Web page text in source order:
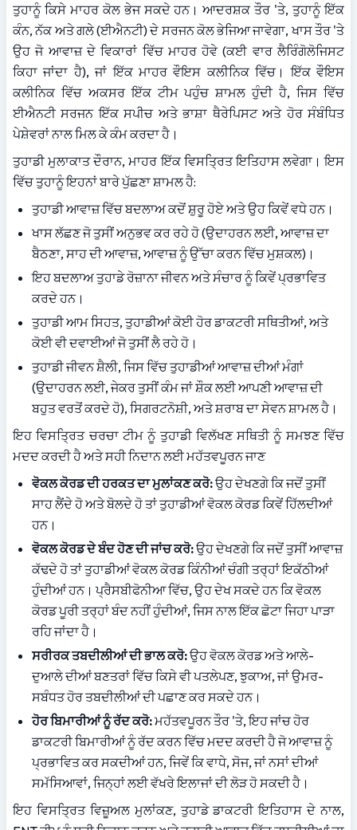
ਤੁਹਾਨੂੰ ਕਿਸੇ ਮਾਹਰ ਕੋਲ ਭੇਜ ਸਕਦੇ ਹਨ। ਆਦਰਸ਼ਕ ਤੌਰ 'ਤੇ, ਤੁਹਾਨੂੰ ਇੱਕ
ਕੰਨ, ਨੱਕ ਅਤੇ ਗਲੇ (ਈਐਨਟੀ) ਦੇ ਸਰਜਨ ਕੋਲ ਭੇਜਿਆ ਜਾਵੇਗਾ, ਖਾਸ ਤੌਰ 'ਤੇ
ਉਹ ਜੋ ਆਵਾਜ਼ ਦੇ ਵਿਕਾਰਾਂ ਵਿੱਚ ਮਾਹਰ ਹੋਵੇ (ਕਈ ਵਾਰ ਲੈਰਿੰਗੋਲੋਜਿਸਟ
ਕਿਹਾ ਜਾਂਦਾ ਹੈ), ਜਾਂ ਇੱਕ ਮਾਹਰ ਵੌਇਸ ਕਲੀਨਿਕ ਵਿੱਚ। ਇੱਕ ਵੌਇਸ
ਕਲੀਨਿਕ ਵਿੱਚ ਅਕਸਰ ਇੱਕ ਟੀਮ ਪਹੁੰਚ ਸ਼ਾਮਲ ਹੁੰਦੀ ਹੈ, ਜਿਸ ਵਿੱਚ
ਈਐਨਟੀ ਸਰਜਨ ਇੱਕ ਸਪੀਚ ਅਤੇ ਭਾਸ਼ਾ ਥੈਰੇਪਿਸਟ ਅਤੇ ਹੋਰ ਸੰਬੰਧਿਤ
ਪੇਸ਼ੇਵਰਾਂ ਨਾਲ ਮਿਲ ਕੇ ਕੰਮ ਕਰਦਾ ਹੈ।
ਤੁਹਾਡੀ ਮੁਲਾਕਾਤ ਦੌਰਾਨ, ਮਾਹਰ ਇੱਕ ਵਿਸਤ੍ਰਿਤ ਇਤਿਹਾਸ ਲਵੇਗਾ। ਇਸ
ਵਿੱਚ ਤੁਹਾਨੂੰ ਇਹਨਾਂ ਬਾਰੇ ਪੁੱਛਣਾ ਸ਼ਾਮਲ ਹੈ:
ਤੁਹਾਡੀ ਆਵਾਜ਼ ਵਿੱਚ ਬਦਲਾਅ ਕਦੋਂ ਸ਼ੁਰੂ ਹੋਏ ਅਤੇ ਉਹ ਕਿਵੇਂ ਵਧੇ ਹਨ।
ਖਾਸ ਲੱਛਣ ਜੋ ਤੁਸੀਂ ਅਨੁਭਵ ਕਰ ਰਹੇ ਹੋ (ਉਦਾਹਰਨ ਲਈ, ਆਵਾਜ਼ ਦਾ
ਬੈਠਣਾ, ਸਾਹ ਦੀ ਆਵਾਜ਼, ਆਵਾਜ਼ ਨੂੰ ਉੱਚਾ ਕਰਨ ਵਿੱਚ ਮੁਸ਼ਕਲ)।
ਇਹ ਬਦਲਾਅ ਤੁਹਾਡੇ ਰੋਜ਼ਾਨਾ ਜੀਵਨ ਅਤੇ ਸੰਚਾਰ ਨੂੰ ਕਿਵੇਂ ਪ੍ਰਭਾਵਿਤ
ਕਰਦੇ ਹਨ।
ਤੁਹਾਡੀ ਆਮ ਸਿਹਤ, ਤੁਹਾਡੀਆਂ ਕੋਈ ਹੋਰ ਡਾਕਟਰੀ ਸਥਿਤੀਆਂ, ਅਤੇ
ਕੋਈ ਵੀ ਦਵਾਈਆਂ ਜੋ ਤੁਸੀਂ ਲੈ ਰਹੇ ਹੋ।
ਤੁਹਾਡੀ ਜੀਵਨ ਸ਼ੈਲੀ, ਜਿਸ ਵਿੱਚ ਤੁਹਾਡੀਆਂ ਆਵਾਜ਼ ਦੀਆਂ ਮੰਗਾਂ
(ਉਦਾਹਰਨ ਲਈ, ਜੇਕਰ ਤੁਸੀਂ ਕੰਮ ਜਾਂ ਸ਼ੌਕ ਲਈ ਆਪਣੀ ਆਵਾਜ਼ ਦੀ
ਬਹੁਤ ਵਰਤੋਂ ਕਰਦੇ ਹੋ), ਸਿਗਰਟਨੋਸ਼ੀ, ਅਤੇ ਸ਼ਰਾਬ ਦਾ ਸੇਵਨ ਸ਼ਾਮਲ ਹੈ।
ਇਹ ਵਿਸਤ੍ਰਿਤ ਚਰਚਾ ਟੀਮ ਨੂੰ ਤੁਹਾਡੀ ਵਿਲੱਖਣ ਸਥਿਤੀ ਨੂੰ ਸਮਝਣ ਵਿੱਚ
ਮਦਦ ਕਰਦੀ ਹੈ ਅਤੇ ਸਹੀ ਨਿਦਾਨ ਲਈ ਮਹੱਤਵਪੂਰਨ ਜਾਣ
ਵੋਕਲ ਕੋਰਡ ਦੀ ਹਰਕਤ ਦਾ ਮੁਲਾਂਕਣ ਕਰੋ: ਉਹ ਦੇਖਣਗੇ ਕਿ ਜਦੋਂ ਤੁਸੀਂ
ਸਾਹ ਲੈਂਦੇ ਹੋ ਅਤੇ ਬੋਲਦੇ ਹੋ ਤਾਂ ਤੁਹਾਡੀਆਂ ਵੋਕਲ ਕੋਰਡ ਕਿਵੇਂ ਹਿੱਲਦੀਆਂ
ਹਨ।
ਵੋਕਲ ਕੋਰਡ ਦੇ ਬੰਦ ਹੋਣ ਦੀ ਜਾਂਚ ਕਰੋ: ਉਹ ਦੇਖਣਗੇ ਕਿ ਜਦੋਂ ਤੁਸੀਂ ਆਵਾਜ਼
ਕੱਢਦੇ ਹੋ ਤਾਂ ਤੁਹਾਡੀਆਂ ਵੋਕਲ ਕੋਰਡ ਕਿੰਨੀਆਂ ਚੰਗੀ ਤਰ੍ਹਾਂ ਇਕੱਠੀਆਂ
ਹੁੰਦੀਆਂ ਹਨ। ਪ੍ਰੈਸਬੀਫੋਨੀਆ ਵਿੱਚ, ਉਹ ਦੇਖ ਸਕਦੇ ਹਨ ਕਿ ਵੋਕਲ
ਕੋਰਡ ਪੂਰੀ ਤਰ੍ਹਾਂ ਬੰਦ ਨਹੀਂ ਹੁੰਦੀਆਂ, ਜਿਸ ਨਾਲ ਇੱਕ ਛੋਟਾ ਜਿਹਾ ਪਾੜਾ
ਰਹਿ ਜਾਂਦਾ ਹੈ।
ਸਰੀਰਕ ਤਬਦੀਲੀਆਂ ਦੀ ਭਾਲ ਕਰੋ: ਉਹ ਵੋਕਲ ਕੋਰਡ ਅਤੇ ਆਲੇ-
ਦੁਆਲੇ ਦੀਆਂ ਬਣਤਰਾਂ ਵਿੱਚ ਕਿਸੇ ਵੀ ਪਤਲੇਪਣ, ਝੁਕਾਅ, ਜਾਂ ਉਮਰ-
ਸਬੰਧਤ ਹੋਰ ਤਬਦੀਲੀਆਂ ਦੀ ਪਛਾਣ ਕਰ ਸਕਦੇ ਹਨ।
ਹੋਰ ਬਿਮਾਰੀਆਂ ਨੂੰ ਰੱਦ ਕਰੋ: ਮਹੱਤਵਪੂਰਨ ਤੌਰ 'ਤੇ, ਇਹ ਜਾਂਚ ਹੋਰ
ਡਾਕਟਰੀ ਬਿਮਾਰੀਆਂ ਨੂੰ ਰੱਦ ਕਰਨ ਵਿੱਚ ਮਦਦ ਕਰਦੀ ਹੈ ਜੋ ਆਵਾਜ਼ ਨੂੰ
ਪ੍ਰਭਾਵਿਤ ਕਰ ਸਕਦੀਆਂ ਹਨ, ਜਿਵੇਂ ਕਿ ਵਾਧੇ, ਸੋਜ, ਜਾਂ ਨਸਾਂ ਦੀਆਂ
ਸਮੱਸਿਆਵਾਂ, ਜਿਨ੍ਹਾਂ ਲਈ ਵੱਖਰੇ ਇਲਾਜਾਂ ਦੀ ਲੋੜ ਹੋ ਸਕਦੀ ਹੈ।
ਇਹ ਵਿਸਤ੍ਰਿਤ ਵਿਜ਼ੂਅਲ ਮੁਲਾਂਕਣ, ਤੁਹਾਡੇ ਡਾਕਟਰੀ ਇਤਿਹਾਸ ਦੇ ਨਾਲ,